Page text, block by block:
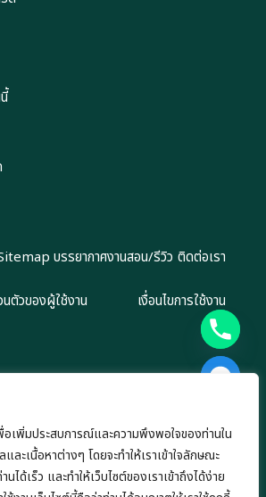
อเพิ่มประสบการณ์และความพึงพอใจของท่านใน
ละเนื้อหาต่างๆ โดยจะทำให้เราเข้าใจลักษณะ
นได้เร็ว และทำให้เว็บไซต์ของเราเข้าถึงได้ง่าย
บรรยากาศงานสอน/รีวิว ติดต่อเรา
นตัวของผู้ใช้งาน เงื่อนไขการใช้งาน
© สงวนลิขสิทธิ์ตาม
ไปทำซ้ำ หรือคัดลอกข้อมูลโดยไม่ได้รับอนุญาต
มูลอย่างโปร่งสัยและเป็นกลาง ทุกข้อมูลที่นำเสนอ เรา
ชวนการลงทุน หรือ ชี้นำการลงทุนใดๆ ทั้งสิ้น